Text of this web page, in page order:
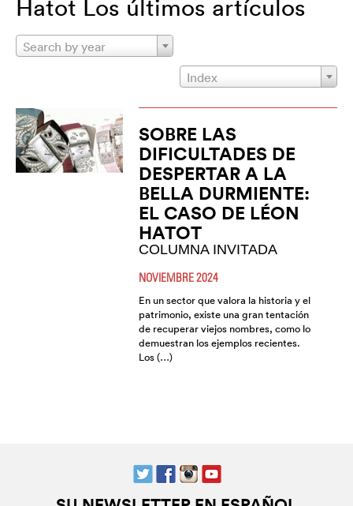
Hatot Los últimos artículos
Search by year
Index
SOBRE LAS
DIFICULTADES DE
DESPERTAR A LA
BELLA DURMIENTE:
EL CASO DE LÉON
HATOT
COLUMNA INVITADA
NOVIEMBRE 2024
En un sector que valora la historia y el
patrimonio, existe una gran tentación
de recuperar viejos nombres, como lo
demuestran los ejemplos recientes.
Los (…)